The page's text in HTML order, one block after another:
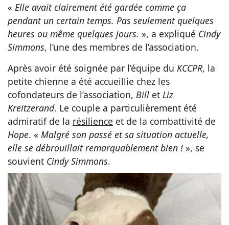
« Elle avait clairement été gardée comme ça
pendant un certain temps. Pas seulement quelques
heures ou même quelques jours. », a expliqué Cindy
Simmons, l’une des membres de l’association.
Après avoir été soignée par l’équipe du KCCPR, la
petite chienne a été accueillie chez les
cofondateurs de l’association, Bill et Liz
Kreitzerand. Le couple a particulièrement été
admiratif de la résilience et de la combattivité de
Hope. « Malgré son passé et sa situation actuelle,
elle se débrouillait remarquablement bien ! », se
souvient Cindy Simmons.